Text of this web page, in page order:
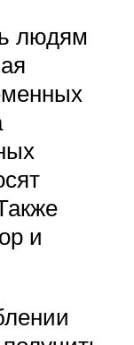
людям
и